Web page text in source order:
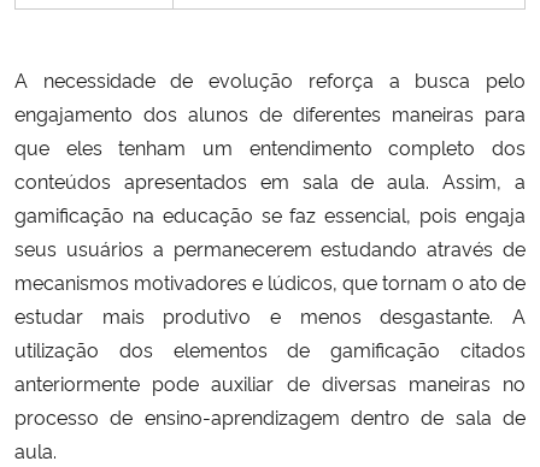
A necessidade de evolução reforça a busca pelo
engajamento dos alunos de diferentes maneiras para
que eles tenham um entendimento completo dos
conteúdos apresentados em sala de aula. Assim, a
gamificação na educação se faz essencial, pois engaja
seus usuários a permanecerem estudando através de
mecanismos motivadores e lúdicos, que tornam o ato de
estudar mais produtivo e menos desgastante. A
utilização dos elementos de gamificação citados
anteriormente pode auxiliar de diversas maneiras no
processo de ensino-aprendizagem dentro de sala de
aula.